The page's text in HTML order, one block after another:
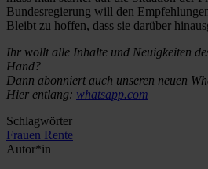
Bundesregierung will den
Bleibt zu hoffen, dass sie darüber
Ihr wollt alle Inhalte und Neuigkeiten
Hand?
Dann abonniert auch unseren neuen
Hier entlang: whatsapp.com
Schlagwörter
Frauen Rente
Autor*in